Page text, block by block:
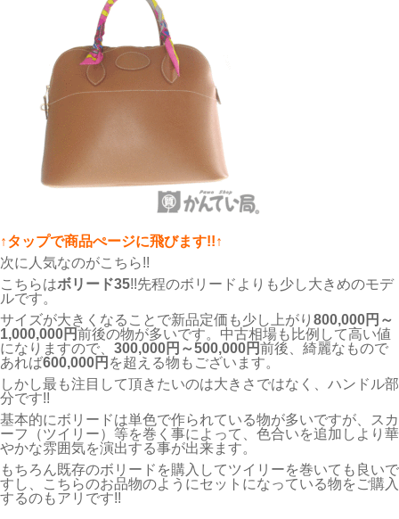
↑タップで商品ぺージに飛びます!!↑
次に人気なのがこちら!!
こちらはボリード35!!先程のボリードよりも少し大きめのモデ
ルです。
サイズが大きくなることで新品定価も少し上がり 800,000円～
1,000,000円前後の物が多いです。中古相場も比例して高い値
になりますので、 300,000円～500,000円前後、綺麗なもので
あれば600,000円 を超える物もございます。
しかし最も注目して頂きたいのは大きさではなく、ハンドル部
分です!!
基本的にボリードは単色で作られている物が多いですが、スカ
ーフ（ツイリー）等を巻く事によって、色合いを追加しより華
やかな雰囲気を演出する事が出来ます。
もちろん既存のボリードを購入してツイリーを巻いても良いで
すし、こちらのお品物のようにセットになっている物をご購入
するのもアリです!!